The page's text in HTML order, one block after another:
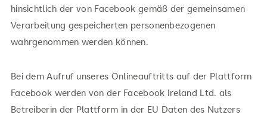
hinsichtlich der von Facebook gemäß der gemeinsamen
Verarbeitung gespeicherten personenbezogenen
wahrgenommen werden können.
Bei dem Aufruf unseres Onlineauftritts auf der Plattform
Facebook werden von der Facebook Ireland Ltd. als
Betreiberin der Plattform in der EU Daten des Nutzers